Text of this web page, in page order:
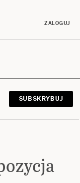
ZALOGUJ
SUBSKRYBUJ